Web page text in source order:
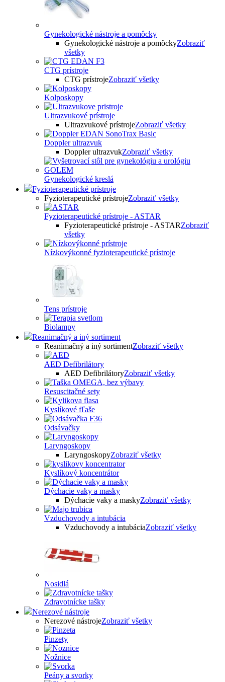
Gynekologické nástroje a pomôcky
Gynekologické nástroje a pomôckyZobraziť
všetky
CTG prístroje
CTG prístrojeZobraziť všetky
Kolposkopy
Ultrazvukové prístroje
Ultrazvukové prístrojeZobraziť všetky
Doppler ultrazvuk
Doppler ultrazvukZobraziť všetky
Gynekologické kreslá
Fyzioterapeutické prístroje
Fyzioterapeutické prístrojeZobraziť všetky
Fyzioterapeutické prístroje - ASTAR
Fyzioterapeutické prístroje - ASTARZobraziť
všetky
Nízkovýkonné fyzioterapeutické prístroje
Tens prístroje
Biolampy
Reanimačný a iný sortiment
Reanimačný a iný sortimentZobraziť všetky
AED Defibrilátory
AED DefibrilátoryZobraziť všetky
Resuscitačné sety
Kyslíkové fľaše
Odsávačky
Laryngoskopy
LaryngoskopyZobraziť všetky
Kyslíkový koncentrátor
Dýchacie vaky a masky
Dýchacie vaky a maskyZobraziť všetky
Vzduchovody a intubácia
Vzduchovody a intubáciaZobraziť všetky
Nosidlá
Zdravotnícke tašky
Nerezové nástroje
Nerezové nástrojeZobraziť všetky
Pinzety
Nožnice
Peány a svorky